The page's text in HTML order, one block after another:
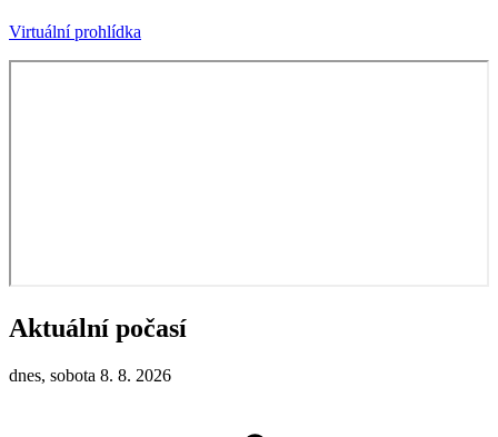
Virtuální prohlídka
Aktuální počasí
dnes, sobota 8. 8. 2026